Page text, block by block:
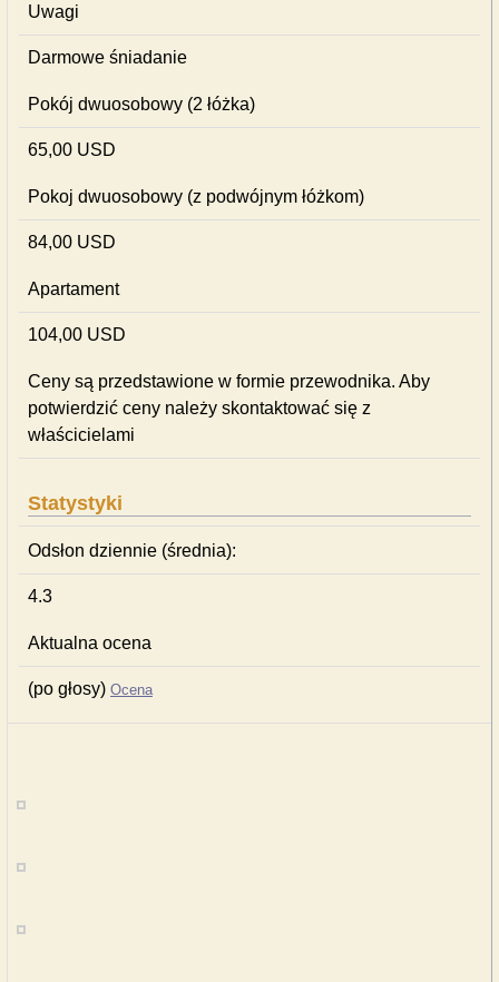
Uwagi
Darmowe śniadanie
Pokój dwuosobowy (2 łóżka)
65,00 USD
Pokoj dwuosobowy (z podwójnym łóżkom)
84,00 USD
Apartament
104,00 USD
Ceny są przedstawione w formie przewodnika. Aby
potwierdzić ceny należy skontaktować się z
właścicielami
Statystyki
Odsłon dziennie (średnia):
4.3
Aktualna ocena
(po głosy) Ocena